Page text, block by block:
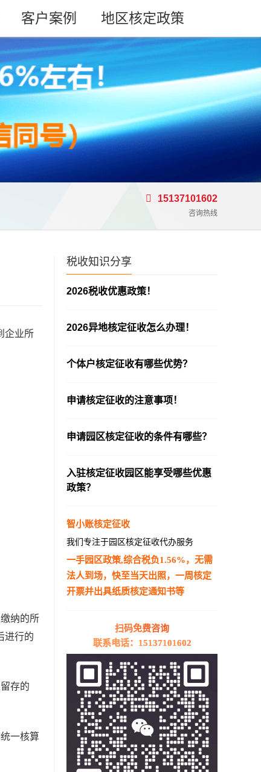
客户案例 地区核定政策
15137101602
咨询热线
税收知识分享
2026税收优惠政策！
2026异地核定征收怎么办理！
个体户核定征收有哪些优势？
申请核定征收的注意事项！
申请园区核定征收的条件有哪些？
入驻核定征收园区能享受哪些优惠
政策？
智小账核定征收
我们专注于园区核定征收代办服务
一手园区政策,综合税负1.56%，无需
法人到场，快至当天出照，一周核定
开票并出具纸质核定通知书等
扫码免费咨询
联系电话：15137101602
企业所
纳的所
进行的
存的
一核算